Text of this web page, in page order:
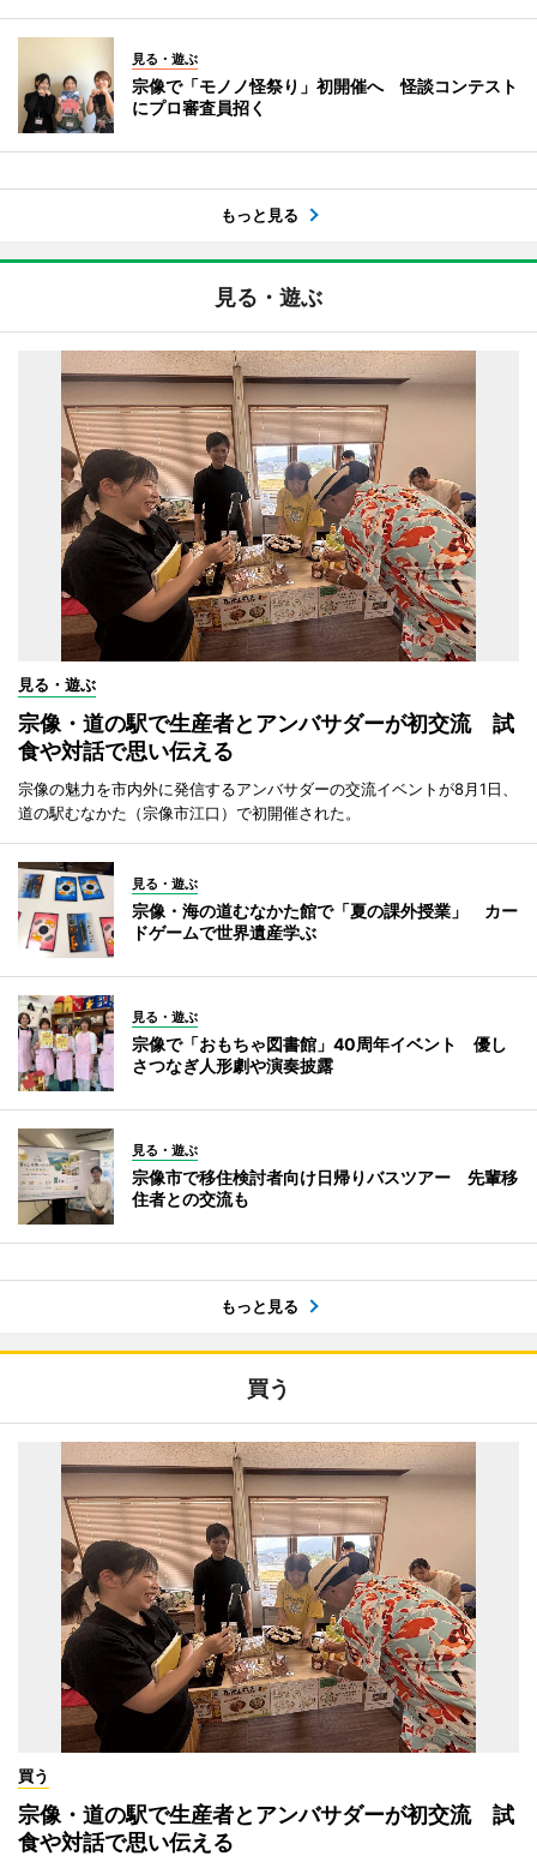
見る・遊ぶ
宗像で「モノノ怪祭り」初開催へ 怪談コンテスト
にプロ審査員招く
もっと見る
見る・遊ぶ
見る・遊ぶ
宗像・道の駅で生産者とアンバサダーが初交流 試
食や対話で思い伝える
宗像の魅力を市内外に発信するアンバサダーの交流イベントが8月1日、
道の駅むなかた（宗像市江口）で初開催された。
見る・遊ぶ
宗像・海の道むなかた館で「夏の課外授業」 カー
ドゲームで世界遺産学ぶ
見る・遊ぶ
宗像で「おもちゃ図書館」40周年イベント 優し
さつなぎ人形劇や演奏披露
見る・遊ぶ
宗像市で移住検討者向け日帰りバスツアー 先輩移
住者との交流も
もっと見る
買う
買う
宗像・道の駅で生産者とアンバサダーが初交流 試
食や対話で思い伝える